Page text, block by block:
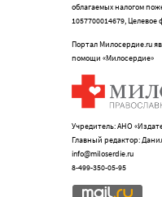
облагаемых налогом
1057700014679,
Портал Милосердие.ru
помощи «Милосердие»
Учредитель: АНО
Главный редактор:
info@miloserdie.ru
8-499-350-05-95